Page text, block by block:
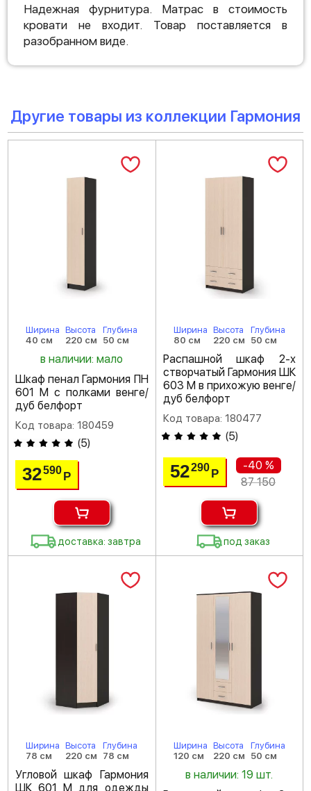
Надежная фурнитура. Матрас в стоимость
кровати не входит. Товар поставляется в
разобранном виде.
Другие товары из коллекции Гармония
Ширина
40 см
Высота
220 см
Глубина
50 см
в наличии: мало
Шкаф пенал Гармония ПН
601 М с полками венге/
дуб белфорт
Код товара: 180459
(5)
32590Р
доставка: завтра
Ширина
80 см
Высота
220 см
Глубина
50 см
Распашной шкаф 2-х
створчатый Гармония ШК
603 М в прихожую венге/
дуб белфорт
Код товара: 180477
(5)
52290 Р
-40 %
87 150
под заказ
Ширина
78 см
Высота
220 см
Глубина
78 см
Угловой шкаф Гармония
ШК 601 М для одежды
Ширина
120 см
Высота
220 см
Глубина
50 см
в наличии: 19 шт.